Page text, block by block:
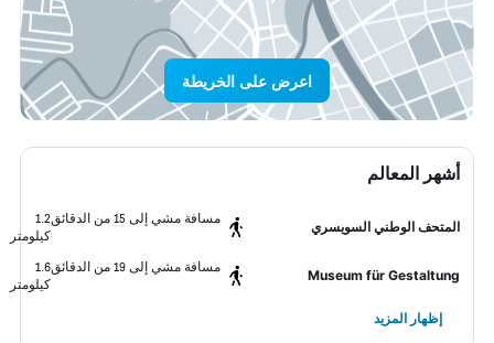
اعرض على الخريطة
أشهر المعالم
المتحف الوطني السويسري
مسافة مشي إلى 15 من الدقائق
1.2
كيلومتر
Museum für Gestaltung
مسافة مشي إلى 19 من الدقائق
1.6
كيلومتر
إظهار المزيد